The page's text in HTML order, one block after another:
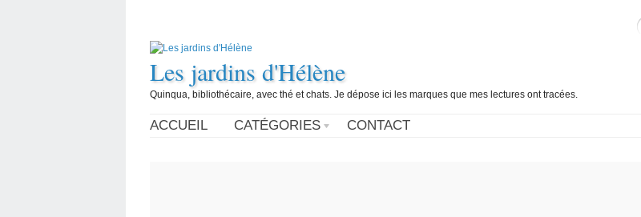
Les jardins d'Hélène
Quinqua, bibliothécaire, avec thé et chats. Je dépose ici les marques que mes lectures ont tracées.
ACCUEIL CATÉGORIES CONTACT